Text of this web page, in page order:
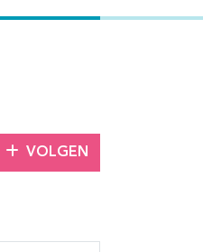
VOLGEN